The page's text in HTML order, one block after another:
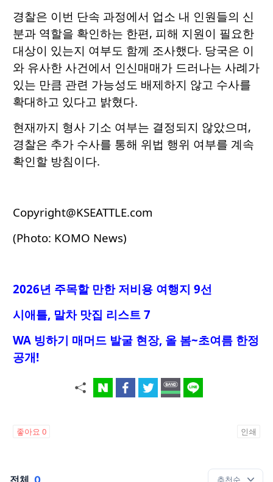
경찰은 이번 단속 과정에서 업소 내 인원들의 신
분과 역할을 확인하는 한편, 피해 지원이 필요한
대상이 있는지 여부도 함께 조사했다. 당국은 이
와 유사한 사건에서 인신매매가 드러나는 사례가
있는 만큼 관련 가능성도 배제하지 않고 수사를
확대하고 있다고 밝혔다.
현재까지 형사 기소 여부는 결정되지 않았으며,
경찰은 추가 수사를 통해 위법 행위 여부를 계속
확인할 방침이다.
Copyright@KSEATTLE.com
(Photo: KOMO News)
2026년 주목할 만한 저비용 여행지 9선
시애틀, 말차 맛집 리스트 7
WA 빙하기 매머드 발굴 현장, 올 봄~초여름 한정
공개!
좋아요 0 인쇄
전체 0